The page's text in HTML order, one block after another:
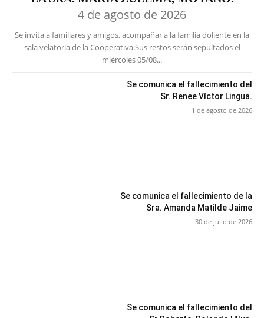
4 de agosto de 2026
Se invita a familiares y amigos, acompañar a la familia doliente en la
sala velatoria de la Cooperativa.Sus restos serán sepultados el
miércoles 05/08...
Se comunica el fallecimiento del
Sr. Renee Víctor Lingua.
1 de agosto de 2026
Se comunica el fallecimiento de la
Sra. Amanda Matilde Jaime
30 de julio de 2026
Se comunica el fallecimiento del